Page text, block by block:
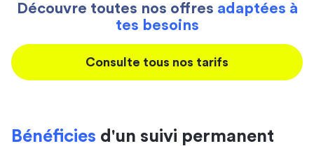
Découvre toutes nos offres adaptées à
tes besoins
Consulte tous nos tarifs
Bénéficies d'un suivi permanent